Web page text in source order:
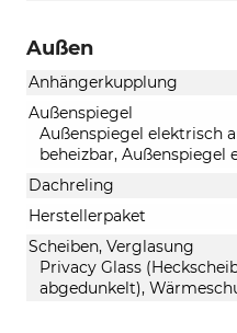
Außen
Anhängerkupplung
Außenspiegel
Außenspiegel elektrisch
beheizbar, Außenspiegel
Dachreling
Herstellerpaket
Scheiben, Verglasung
Privacy Glass
abgedunkelt),